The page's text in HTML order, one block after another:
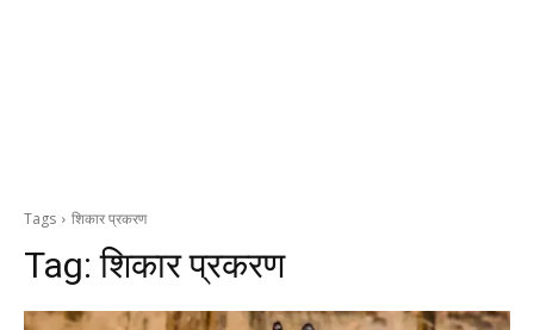
Tags शिकार प्रकरण
Tag:शिकार प्रकरण